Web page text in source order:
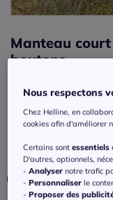
Manteau
boutons
Couleur :sable
Choisir une
Nous respectons
Chez Helline, en
cookies afin d'améliorer
Certains sontessentiels
D'autres, optionnels,
-Analyser notre trafic
-Personnaliser le
-Proposer des